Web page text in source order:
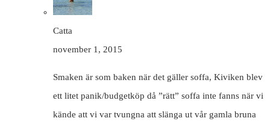
Catta
november 1, 2015
Smaken är som baken när det gäller soffa, Kiviken blev
ett litet panik/budgetköp då ”rätt” soffa inte fanns när vi
kände att vi var tvungna att slänga ut vår gamla bruna